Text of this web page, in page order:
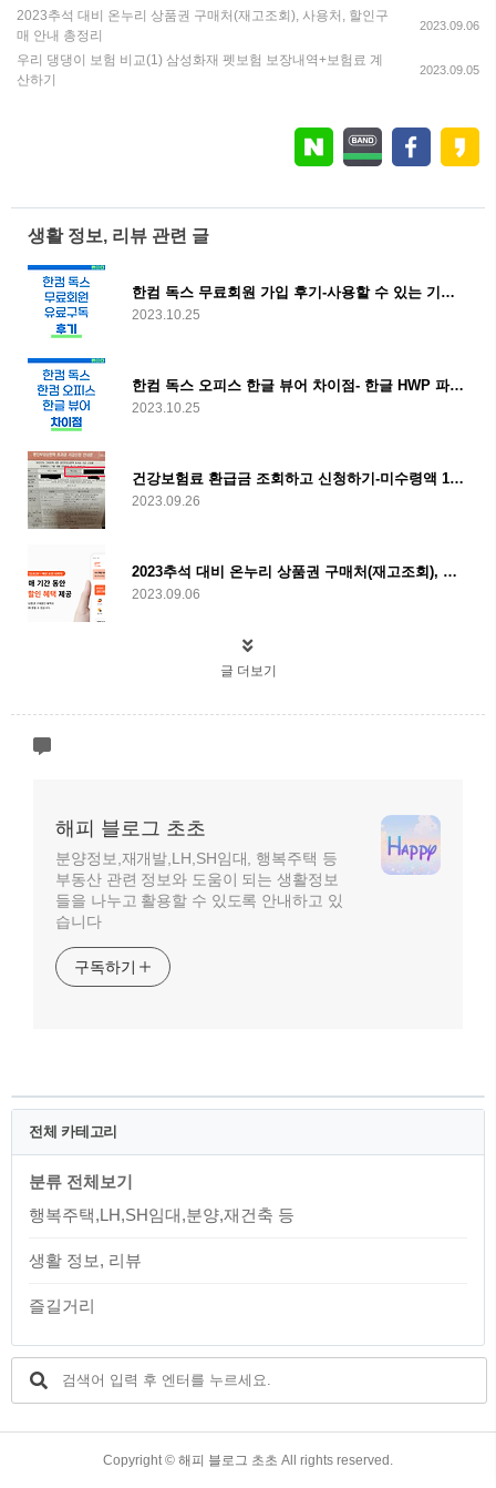
2023추석 대비 온누리 상품권 구매처(재고조회), 사용처, 할인구
매 안내 총정리
2023.09.06
우리 댕댕이 보험 비교(1) 삼성화재 펫보험 보장내역+보험료 계
산하기
2023.09.05
생활 정보, 리뷰 관련 글
한컴 독스 무료회원 가입 후기-사용할 수 있는 기능 소개
2023.10.25
한컴 독스 오피스 한글 뷰어 차이점- 한글 HWP 파일 무료로 보기
2023.10.25
건강보험료 환급금 조회하고 신청하기-미수령액 1인당 118만원꼴?
2023.09.26
2023추석 대비 온누리 상품권 구매처(재고조회), 사용처, 할인구매 안내 총정리
2023.09.06
글 더보기
해피 블로그 초초
분양정보,재개발,LH,SH임대, 행복주택 등
부동산 관련 정보와 도움이 되는 생활정보
들을 나누고 활용할 수 있도록 안내하고 있
습니다
구독하기
전체 카테고리
분류 전체보기
행복주택,LH,SH임대,분양,재건축 등
생활 정보, 리뷰
즐길거리
Copyright © 해피 블로그 초초 All rights reserved.
TistoryWhaleSkin3.4